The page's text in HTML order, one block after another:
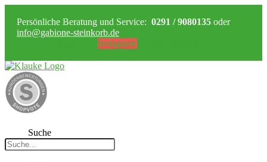
Persönliche Beratung und Service: 0291 / 9080135 oder
info@gabione-steinkorb.de
Instagram
Suche